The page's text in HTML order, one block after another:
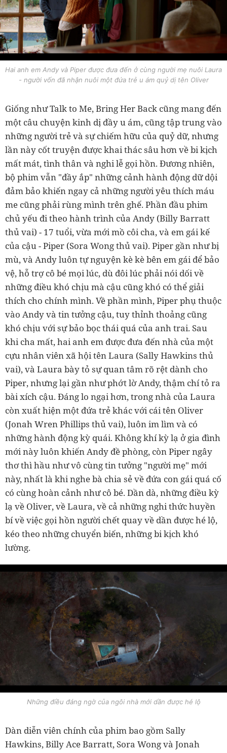
Hai anh em Andy và Piper được đưa đến ở cùng người mẹ nuôi Laura
- người vốn đã nhận nuôi một đứa trẻ u ám quỷ dị tên Oliver
Giống như Talk to Me, Bring Her Back cũng mang đến
một câu chuyện kinh dị đầy u ám, cũng tập trung vào
những người trẻ và sự chiếm hữu của quỷ dữ, nhưng
lần này cốt truyện được khai thác sâu hơn về bi kịch
mất mát, tình thân và nghi lễ gọi hồn. Đương nhiên,
bộ phim vẫn "đầy ắp" những cảnh hành động dữ dội
đảm bảo khiến ngay cả những người yêu thích máu
me cũng phải rùng mình trên ghế. Phần đầu phim
chủ yếu đi theo hành trình của Andy (Billy Barratt
thủ vai) - 17 tuổi, vừa mới mồ côi cha, và em gái kế
của cậu - Piper (Sora Wong thủ vai). Piper gần như bị
mù, và Andy luôn tự nguyện kè kè bên em gái để bảo
vệ, hỗ trợ cô bé mọi lúc, dù đôi lúc phải nói dối về
những điều khó chịu mà cậu cũng khó có thể giải
thích cho chính mình. Về phần mình, Piper phụ thuộc
vào Andy và tin tưởng cậu, tuy thỉnh thoảng cũng
khó chịu với sự bảo bọc thái quá của anh trai. Sau
khi cha mất, hai anh em được đưa đến nhà của một
cựu nhân viên xã hội tên Laura (Sally Hawkins thủ
vai), và Laura bày tỏ sự quan tâm rõ rệt dành cho
Piper, nhưng lại gần như phớt lờ Andy, thậm chí tỏ ra
bài xích cậu. Đáng lo ngại hơn, trong nhà của Laura
còn xuất hiện một đứa trẻ khác với cái tên Oliver
(Jonah Wren Phillips thủ vai), luôn im lìm và có
những hành động kỳ quái. Không khí kỳ lạ ở gia đình
mới này luôn khiến Andy đề phòng, còn Piper ngây
thơ thì hầu như vô cùng tin tưởng "người mẹ" mới
này, nhất là khi nghe bà chia sẻ về đứa con gái quá cố
có cùng hoàn cảnh như cô bé. Dần dà, những điều kỳ
lạ về Oliver, về Laura, về cả những nghi thức huyền
bí về việc gọi hồn người chết quay về dần được hé lộ,
kéo theo những chuyển biến, những bi kịch khó
lường.
Những điều đáng ngờ của ngôi nhà mới dần được hé lộ
Dàn diễn viên chính của phim bao gồm Sally
Hawkins, Billy Ace Barratt, Sora Wong và Jonah